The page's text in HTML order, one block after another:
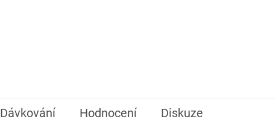
Dávkování Hodnocení Diskuze